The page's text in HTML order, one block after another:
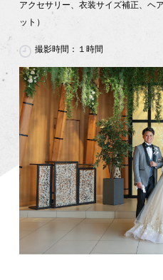
アクセサリー、衣装サイズ補正、ヘ
ット）
撮影時間：１時間